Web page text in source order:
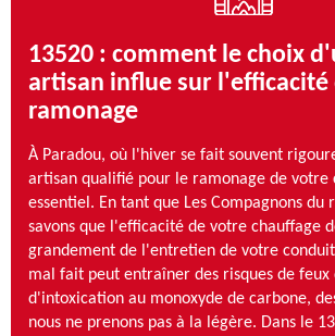
13520 : comment le choix
artisan influe sur l'efficacité
ramonage
À Paradou, où l'hiver se fait souvent
artisan qualifié pour le ramonage de votre
essentiel. En tant que Les Compagnons du
savons que l'efficacité de votre chauffage
grandement de l'entretien de votre
mal fait peut entraîner des risques de feux
d'intoxication au monoxyde de carbone,
nous ne prenons pas à la légère. Dans le